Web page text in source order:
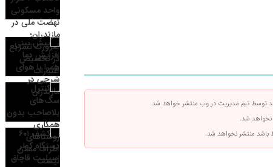
توسط تیم مدیریت در وب منتشر خواهد شد.
نخواهد شد.
باشد منتشر نخواهد شد.